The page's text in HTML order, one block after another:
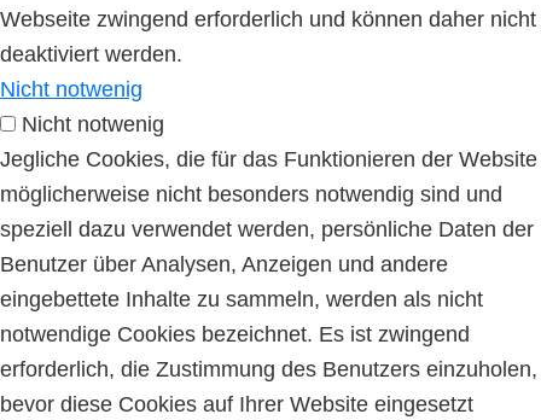
Webseite zwingend erforderlich und können daher nicht
deaktiviert werden.
Nicht notwenig
Nicht notwenig
Jegliche Cookies, die für das Funktionieren der Website
möglicherweise nicht besonders notwendig sind und
speziell dazu verwendet werden, persönliche Daten der
Benutzer über Analysen, Anzeigen und andere
eingebettete Inhalte zu sammeln, werden als nicht
notwendige Cookies bezeichnet. Es ist zwingend
erforderlich, die Zustimmung des Benutzers einzuholen,
bevor diese Cookies auf Ihrer Website eingesetzt